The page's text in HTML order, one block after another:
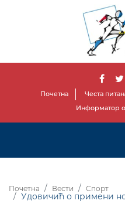
Почетна Честа
Информатор
Почетна Вести Спорт
Удовичић о примени